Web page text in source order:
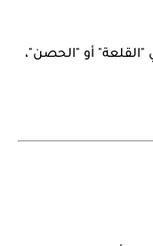
"القلعة" أو "الحصن"،